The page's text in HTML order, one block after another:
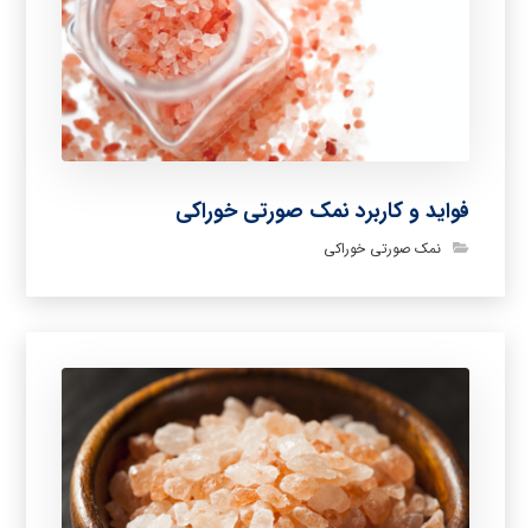
فواید و کاربرد نمک صورتی خوراکی
نمک صورتی خوراکی